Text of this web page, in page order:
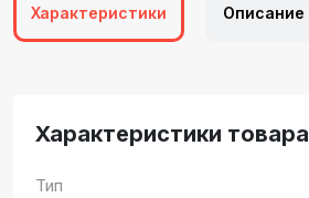
Характеристики Описание
Характеристики товара
Тип